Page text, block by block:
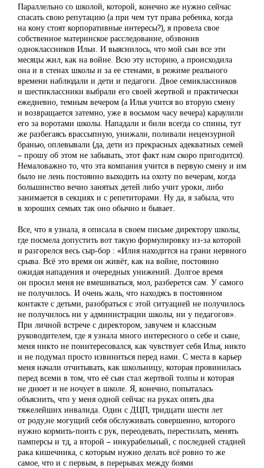
Параллельно со школой, которой, конечно же нужно сейчас
спасать свою репутацию (а при чем тут права ребенка, когда
на кону стоят корпоративные интересы?), я провела свое
собственное материнское расследование, обзвонив
одноклассников Ильи. И выяснилось, что мой сын все эти
месяцы жил, как на войне. Всю эту историю, а происходила
она и в стенах школы и за ее стенами, в режиме реального
времени наблюдали и дети и педагоги. Двое семиклассников
и шестиклассники выбрали его своей жертвой и практически
ежедневно, темным вечером (а Илья учится во вторую смену
и возвращается затемно, уже в восьмом часу вечера) караулили
его за воротами школы. Нападали и били всегда со спины, тут
же разбегаясь врассыпную, унижали, поливали нецензурной
бранью, оплевывали (да, дети из прекрасных адекватных семей
– прошу об этом не забывать, этот факт нам скоро пригодится).
Немаловажно то, что эта компания учится в первую смену и им
было не лень постоянно выходить на охоту по вечерам, когда
большинство вечно занятых детей либо учит уроки, либо
занимается в секциях и с репетиторами. Ну да, я забыла, что
в хороших семьях так оно обычно и бывает.
Все, что я узнала, я описала в своем письме директору школы,
где посмела допустить вот такую формулировку из-за которой
и разгорелся весь сыр-бор : «Илия находится на грани нервного
срыва. Всё это время он живёт, как на войне, постоянно
ожидая нападения и очередных унижений. Долгое время
он просил меня не вмешиваться, мол, разберется сам. У самого
не получилось. И очень жаль, что находясь в постоянном
контакте с детьми, разобраться с этой ситуацией не получилось
не получилось ни у администрации школы, ни у педагогов».
При личной встрече с директором, завучем и классным
руководителем, где я узнала много интересного о себе и сыне,
меня никто не поинтересовался, как чувствует себя Илья, никто
и не подумал просто извиниться перед нами. С места в карьер
меня начали отчитывать, как школьницу, которая провинилась
перед всеми в том, что её сын стал жертвой толпы и которая
не днюет и не ночует в школе. Я, конечно, попыталась
объяснить, что у меня одной сейчас на руках опять два
тяжелейших инвалида. Один с ДЦП, тридцати шести лет
от роду,не могущий себя обслуживать совершенно, которого
нужно кормить-поить с рук, переодевать, перестилать, менять
памперсы и тд, а второй – инкурабельный, с последней стадией
рака кишечника, с которым нужно делать всё ровно то же
самое, что и с первым, в перерывах между боями